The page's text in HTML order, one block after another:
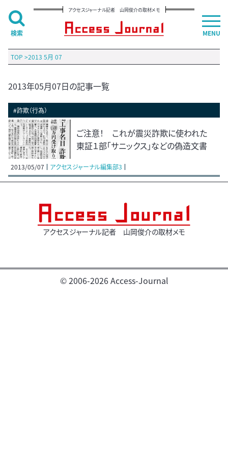
アクセスジャーナル記者 山岡俊介の取材メモ
TOP >2013 5月 07
2013年05月07日の記事一覧
#詐欺（行為）
ご注意！ これが震災詐欺に使われた
東証１部「サニックス」などの偽造文書
2013/05/07 アクセスジャーナル編集部3
アクセスジャーナル記者 山岡俊介の取材メモ
© 2006-2026 Access-Journal
MENU
検索